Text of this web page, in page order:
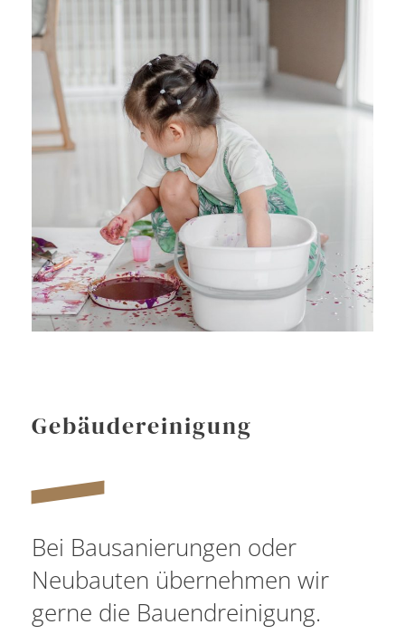
Gebäudereinigung
Bei Bausanierungen oder
Neubauten übernehmen wir
gerne die Bauendreinigung.